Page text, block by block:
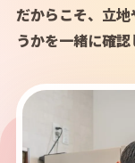
だからこそ、立
うかを一緒に確認